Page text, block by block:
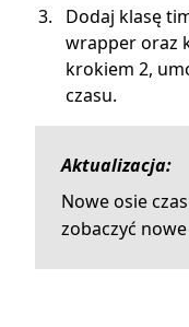
Dodaj klasę
wrapper oraz
krokiem 2,
czasu.
Aktualizacja:
Nowe osie
zobaczyć